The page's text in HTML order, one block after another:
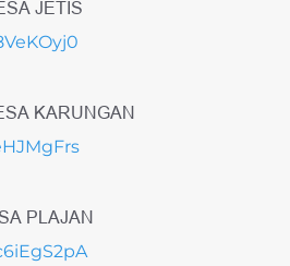
JETIS
KARUNGAN
PLAJAN